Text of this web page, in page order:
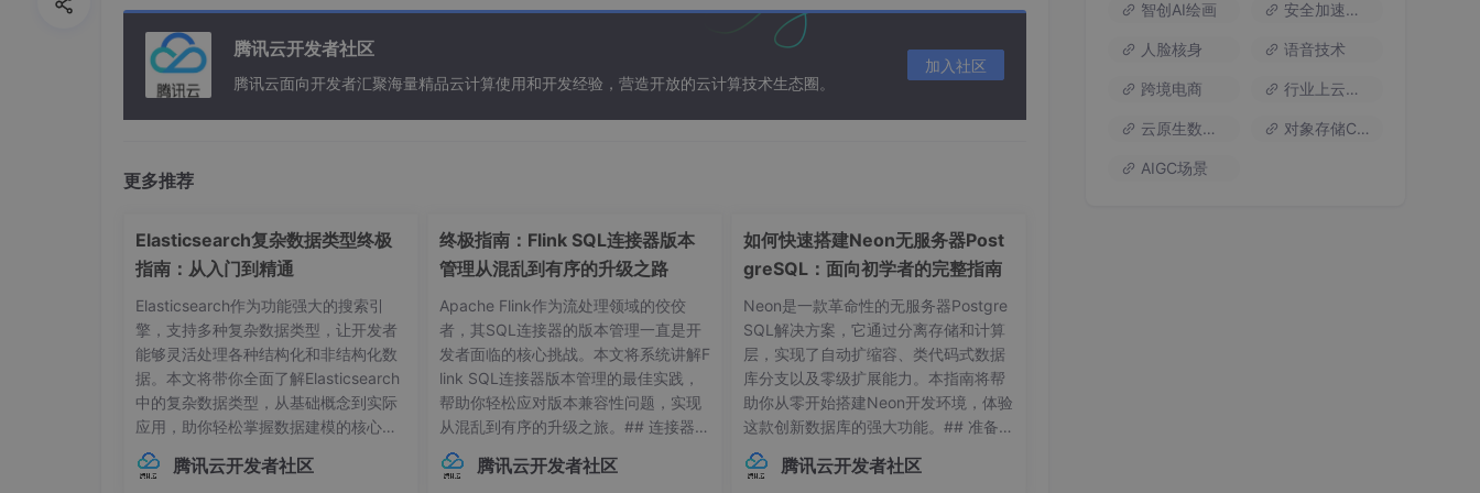
# [:,0]代表全部行第0列
plt.title("1111")
# plt.show()
from sklearn.cluster import KMeans
# 用scipy求解距离
from scipy.spatial.distance import cdist
K = range(1, 10)
for k in K:
腾讯云开发者社区
腾讯云面向开发者汇聚海量精品云计算使用和开发经验，营造开放的云计算技术生态圈。
加入社区
更多推荐
Elasticsearch复杂数据类型终极
指南：从入门到精通
Elasticsearch作为功能强大的搜索引
擎，支持多种复杂数据类型，让开发者
能够灵活处理各种结构化和非结构化数
据。本文将带你全面了解Elasticsearch
中的复杂数据类型，从基础概念到实际
应用，助你轻松掌握数据建模的核心技
巧。## 内部对象：构建层级化数据结构
在Elasticsearch中，对象类型（Objec
腾讯云开发者社区
终极指南：Flink SQL连接器版本
管理从混乱到有序的升级之路
Apache Flink作为流处理领域的佼佼
者，其SQL连接器的版本管理一直是开
发者面临的核心挑战。本文将系统讲解F
link SQL连接器版本管理的最佳实践，
帮助你轻松应对版本兼容性问题，实现
从混乱到有序的升级之旅。## 连接器版
本管理的常见痛点 😫在Flink应用开发
中，连接器版本管理常常让开发者头疼
腾讯云开发者社区
如何快速搭建Neon无服务器Post
greSQL：面向初学者的完整指南
Neon是一款革命性的无服务器Postgre
SQL解决方案，它通过分离存储和计算
层，实现了自动扩缩容、类代码式数据
库分支以及零级扩展能力。本指南将帮
助你从零开始搭建Neon开发环境，体验
这款创新数据库的强大功能。## 准备工
作：环境要求与依赖项在开始搭建Neon
环境前，请确保你的系统满足以下要
腾讯云开发者社区
智创AI绘画 安全加速流量
人脸核身 语音技术
跨境电商 行业上云方案
云原生数据库 对象存储COS
AIGC场景